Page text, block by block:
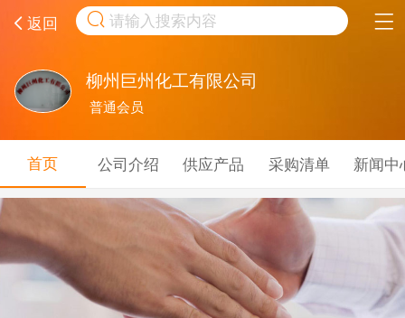
返回 取消
柳州巨州化工有限公司
普通会员
首页 公司介绍 供应产品 采购清单 新闻中